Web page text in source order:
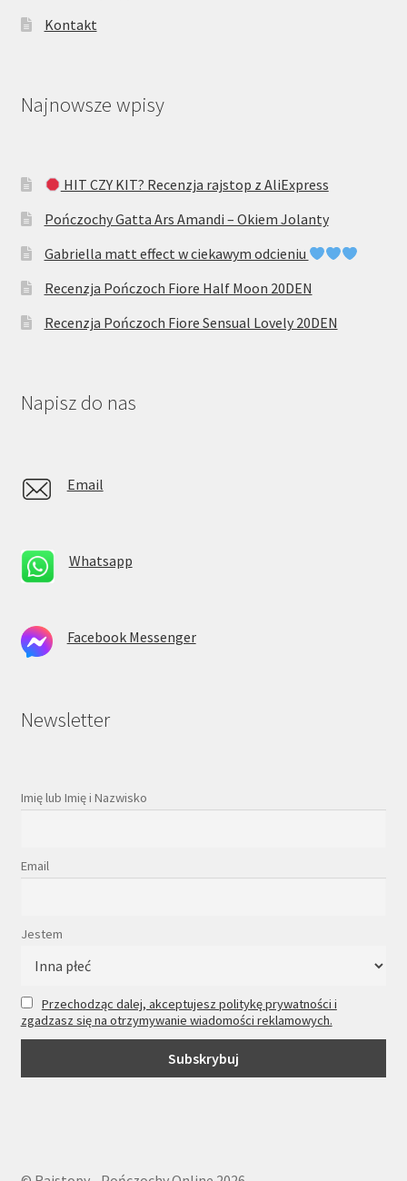
Kontakt
Najnowsze wpisy
HIT CZY KIT? Recenzja rajstop z AliExpress
Pończochy Gatta Ars Amandi – Okiem Jolanty
Gabriella matt effect w ciekawym odcieniu
Recenzja Pończoch Fiore Half Moon 20DEN
Recenzja Pończoch Fiore Sensual Lovely 20DEN
Napisz do nas
Email
Whatsapp
Facebook Messenger
Newsletter
Imię lub Imię i Nazwisko
Email
Jestem
Przechodząc dalej, akceptujesz politykę prywatności i
zgadzasz się na otrzymywanie wiadomości reklamowych.